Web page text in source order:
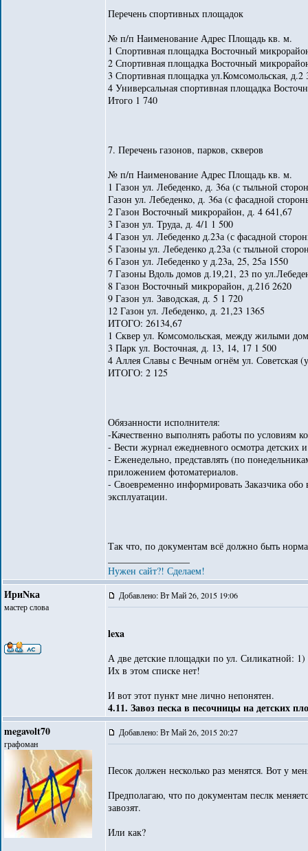
Перечень спортивных площадок
№ п/п Наименование Адрес Площадь кв. м.
1 Спортивная площадка Восточный
2 Спортивная площадка Восточный
3 Спортивная площадка ул.Комсомольская, д.2
4 Универсальная спортивная площадка
Итого 1 740
7. Перечень газонов, парков, скверов
№ п/п Наименование Адрес Площадь кв. м.
1 Газон ул. Лебеденко, д. 36а (с тыльной
Газон ул. Лебеденко, д. 36а (с фасадной
2 Газон Восточный микрорайон, д. 4 641,67
3 Газон ул. Труда, д. 4/1 1 500
4 Газон ул. Лебеденко д.23а (с фасадной
5 Газоны ул. Лебеденко д.23а (с тыльной
6 Газон ул. Лебеденко у д.23а, 25, 25а 1550
7 Газоны Вдоль домов д.19,21, 23 по
8 Газон Восточный микрорайон, д.21б 2620
9 Газон ул. Заводская, д. 5 1 720
12 Газон ул. Лебеденко, д. 21,23 1365
ИТОГО: 26134,67
1 Сквер ул. Комсомольская, между жилыми
3 Парк ул. Восточная, д. 13, 14, 17 1 500
4 Аллея Славы с Вечным огнём ул. Советская
ИТОГО: 2 125
Обязанности исполнителя:
-Качественно выполнять работы по условиям
- Вести журнал ежедневного осмотра детских
- Еженедельно, представлять (по
приложением фотоматериалов.
- Своевременно информировать Заказчика
эксплуатации.
Так что, по документам всё должно быть
Нужен сайт?! Сделаем!
ИриNка
мастер слова
Добавлено: Вт Май 26, 2015 19:06
lexa
А две детские площадки по ул. Силикатной:
Их в этом списке нет!
И вот этот пункт мне лично непонятен.
4.11. Завоз песка в песочницы на детских
megavolt70
графоман
Добавлено: Вт Май 26, 2015 20:27
Песок должен несколько раз менятся. Вот у
Предполагаю, что по документам песлк
завозят.
Или как?